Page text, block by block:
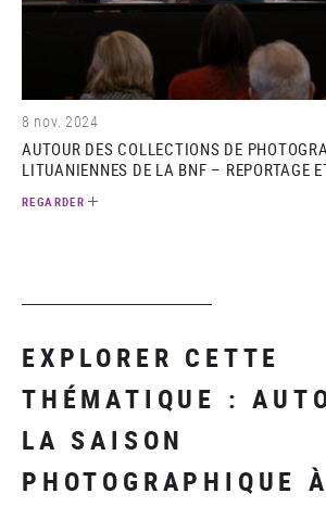
8 nov. 2024
AUTOUR DES COLLECTIONS DE
LITUANIENNES DE LA BNF – REPORTAGE
REGARDER
EXPLORER CETTE
THÉMATIQUE :
LA SAISON
PHOTOGRAPHIQUE